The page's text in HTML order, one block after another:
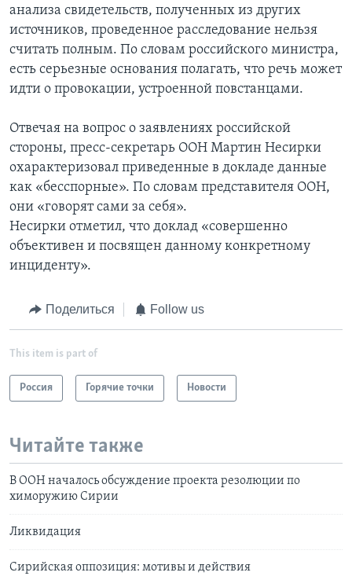
анализа свидетельств, полученных из других
источников, проведенное расследование нельзя
считать полным. По словам российского министра,
есть серьезные основания полагать, что речь может
идти о провокации, устроенной повстанцами.
Отвечая на вопрос о заявлениях российской
стороны, пресс-секретарь ООН Мартин Несирки
охарактеризовал приведенные в докладе данные
как «бесспорные». По словам представителя ООН,
они «говорят сами за себя».
Несирки отметил, что доклад «совершенно
объективен и посвящен данному конкретному
инциденту».
Поделиться Follow us
This item is part of
Россия Горячие точки Новости
Читайте также
В ООН началось обсуждение проекта резолюции по
химоружию Сирии
Ликвидация
Сирийская оппозиция: мотивы и действия